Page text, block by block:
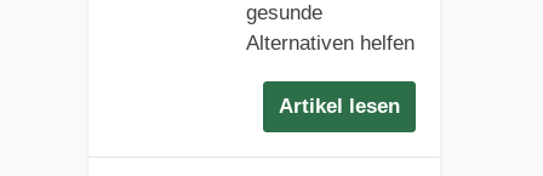
gesunde
Alternativen helfen
Artikel lesen